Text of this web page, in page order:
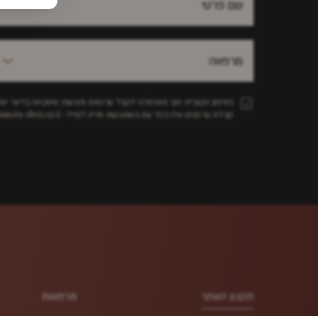
מרפאה
בסימון הקובייה הנך מסכימ/ה לקבל עדכונים והצעות שיווקיות
קבלת עדכונים אלו בכל עת באמצעות פנייה למייל-
clinic.co.il.
מרפאות תקנון האתר